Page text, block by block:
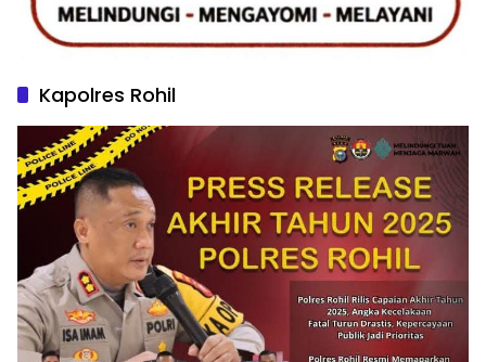
Kapolres Rohil